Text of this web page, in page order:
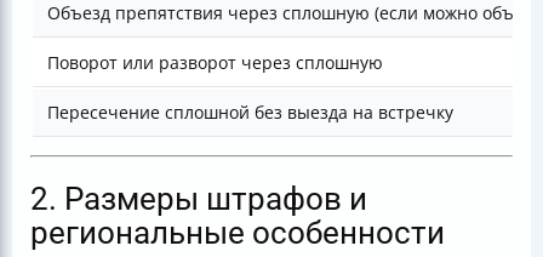
Объезд препятствия через сплошную (если можно
Поворот или разворот через сплошную
Пересечение сплошной без выезда на встречку
2. Размеры штрафов и
региональные особенности